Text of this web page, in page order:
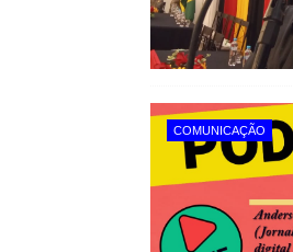
COMUNICAÇÃO